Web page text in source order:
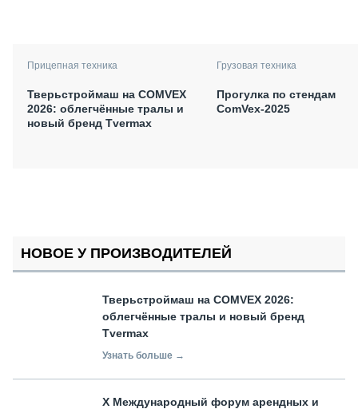
Прицепная техника
Тверьстроймаш на COMVEX
2026: облегчённые тралы и
новый бренд Tvermax
Грузовая техника
Прогулка по стендам
ComVex-2025
НОВОЕ У ПРОИЗВОДИТЕЛЕЙ
Тверьстроймаш на COMVEX 2026:
облегчённые тралы и новый бренд
Tvermax
Узнать больше →
X Международный форум арендных и